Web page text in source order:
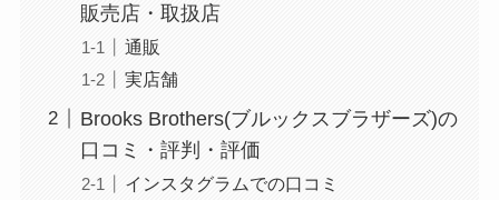
販売店・取扱店
通販
実店舗
Brooks Brothers(ブルックスブラザーズ)の
口コミ・評判・評価
インスタグラムでの口コミ